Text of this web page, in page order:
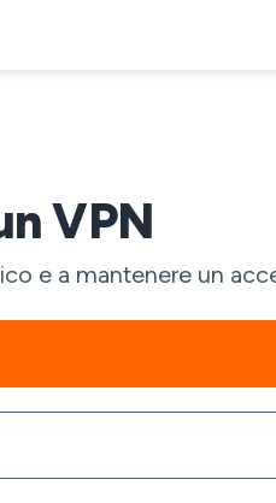
VPN
e a mantenere un